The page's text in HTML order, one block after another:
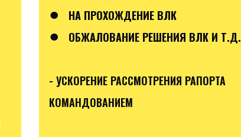
● НА ПРОХОЖДЕНИЕ ВЛК
● ОБЖАЛОВАНИЕ РЕШЕНИЯ ВЛК И Т.Д.
- УСКОРЕНИЕ РАССМОТРЕНИЯ РАПОРТА
КОМАНДОВАНИЕМ